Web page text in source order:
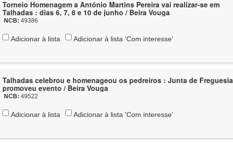
Torneio Homenagem a António Martins Pereira vai realizar-se em
Talhadas : dias 6, 7, 8 e 10 de junho / Beira Vouga
NCB:49386
Adicionar à lista Adicionar à lista 'Com interesse'
Talhadas celebrou e homenageou os pedreiros : Junta de Freguesia
promoveu evento / Beira Vouga
NCB:49522
Adicionar à lista Adicionar à lista 'Com interesse'